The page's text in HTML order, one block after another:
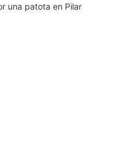
una patota en Pilar